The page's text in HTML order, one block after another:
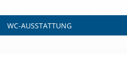
WC-AUSSTATTUNG